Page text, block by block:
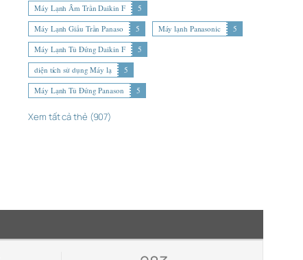
Máy Lạnh Âm Trần Daikin F
5
Máy Lạnh Giấu Trần Panaso
5 Máy lạnh Panasonic
5
Máy Lạnh Tủ Đứng Daikin F
5
diện tích sử dụng Máy lạ
5
Máy Lạnh Tủ Đứng Panason
5
Xem tất cả thẻ (907)